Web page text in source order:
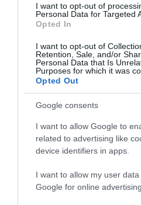
I want to opt-out of
Personal Data for Targeted
Opted In
I want to opt-out of
Retention, Sale, and/or
Personal Data that Is
Purposes for which it was
Opted Out
Google consents
I want to allow Google to
related to advertising like
device identifiers in apps.
I want to allow my user
Google for online
ΠΑΤΗΣΤΕ ΓΙΑ
Live ενημέρωση για Κηφισό,
ΤΟ ΠΑΡΟΝ ΤΗΣ